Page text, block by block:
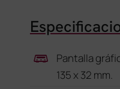
Pantalla
135 x 32 mm.